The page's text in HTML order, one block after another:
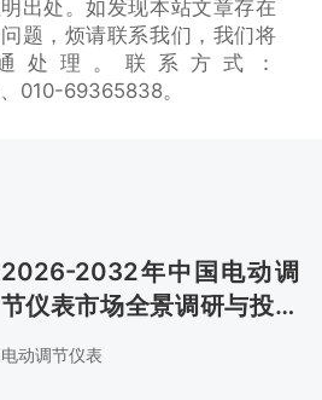
出处。如发现本站文章存在
题，烦请联系我们，我们将
处理。联系方式：
010-69365838。
2026-2032年中国电动调
节仪表市场全景调研与投资
电动调节仪表